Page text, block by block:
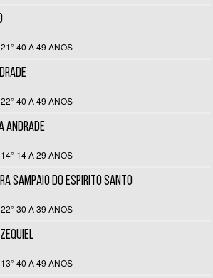
21° 40 A 49 ANOS
22° 40 A 49 ANOS
ANDRADE
14° 14 A 29 ANOS
SAMPAIO DO ESPIRITO SANTO
22° 30 A 39 ANOS
13° 40 A 49 ANOS